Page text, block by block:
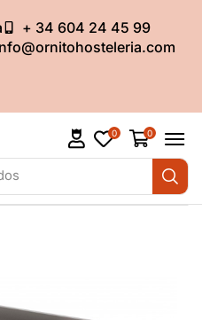
+ 34 604 24 45 99
0 0